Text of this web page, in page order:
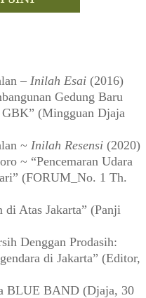
– Inilah Esai (2016)
Gedung Baru
GBK” (Mingguan Djaja
~ Inilah Resensi (2020)
~ “Pencemaran Udara
(FORUM_No. 1 Th.
di Atas Jakarta” (Panji
Denggan Prodasih:
di Jakarta” (Editor,
BLUE BAND (Djaja, 30